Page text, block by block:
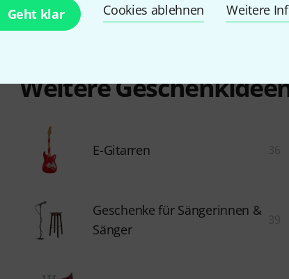
Geht klar Cookies ablehnen Weitere
Weitere
E-Gitarren
Geschenke für Sängerinnen &
Sänger